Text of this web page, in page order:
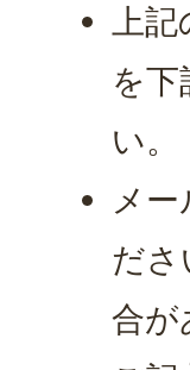
上記
を
い。
メ
ださ
合が